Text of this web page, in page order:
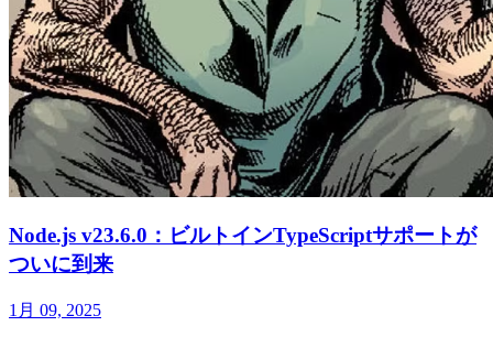
Node.js v23.6.0：ビルトインTypeScriptサポートが
ついに到来
1月 09, 2025